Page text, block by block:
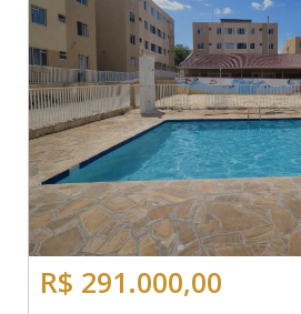
R$ 291.000,00